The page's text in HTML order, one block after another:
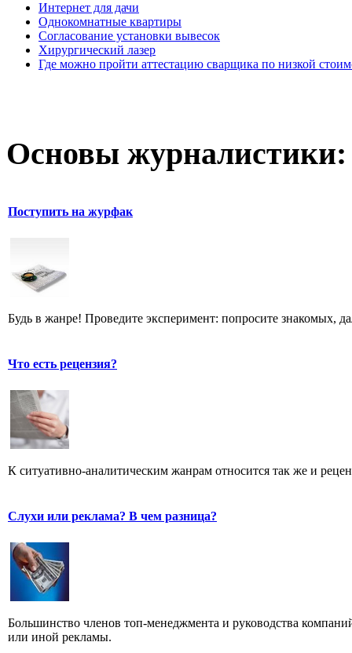
Интернет для дачи
Однокомнатные квартиры
Согласование установки вывесок
Хирургический лазер
Где можно пройти аттестацию сварщика по низкой
Основы журналистики:
Поступить на журфак
Будь в жанре! Проведите эксперимент: попросите знакомых,
Что есть рецензия?
К ситуативно-аналитическим жанрам относится так же и
Слухи или реклама? В чем разница?
Большинство членов топ-менеджмента и руководства
или иной рекламы.